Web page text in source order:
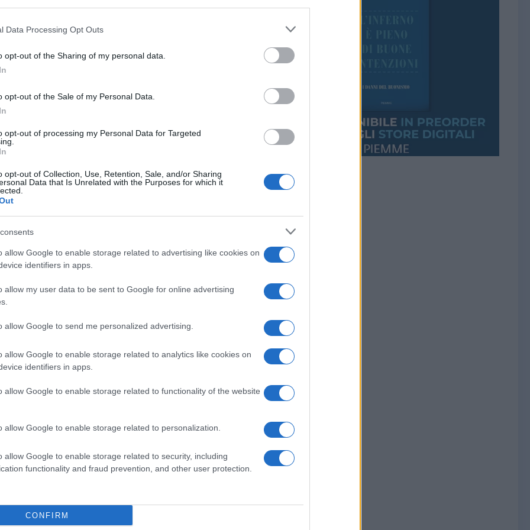
Data Processing Opt Outs
opt-out of the Sharing of my personal data.
opt-out of the Sale of my Personal Data.
opt-out of processing my Personal Data for Targeted
opt-out of Collection, Use, Retention, Sale, and/or Sharing
Data that Is Unrelated with the Purposes for which it
allow Google to enable storage related to advertising like cookies on
identifiers in apps.
allow my user data to be sent to Google for online advertising
allow Google to send me personalized advertising.
allow Google to enable storage related to analytics like cookies on
identifiers in apps.
allow Google to enable storage related to functionality of the website
allow Google to enable storage related to personalization.
allow Google to enable storage related to security, including
functionality and fraud prevention, and other user protection.
CONFIRM
a qualunque volo pindarico pur di
sono passati alla liaison con il Partito
stanno cercando di ingurgitare
trasversale, oltre la destra e la sinistra,
in piedi da Beppe Grillo e Gianroberto
contro l’euro e le burocrazie,
il giustizialismo e l’assistenzialismo, ben
che piacciono in modo particolare alle
di centrodestra. Fratelli d’Italia a
quando giungerà il “liberi tutti”, alla
che i 5 Stelle provino a
oppure con l’intero centrodestra, ed è
considerato il dimezzamento di
fra le braccia del Pd e di LeU,
Del resto, il precedente governo giallo-
M5S e il Pd.
prosegue ed arriviamo all’affossamento
grillino del“uno vale uno”, ossia
e dell’uguaglianza fra tutti i seguaci del
di provincia. Era già evidente da
e comandati, ma le recenti mosse di
velo di ipocrisia attraverso il quale ci si
5 Stelle come un qualcosa di diverso
organizzazione, per riuscire a stare
di comando e di una gerarchia, che
di democrazia interna, come capita
dato dal fatto che non solo, uno non
di tutti gli altri, non esistendo di fatto